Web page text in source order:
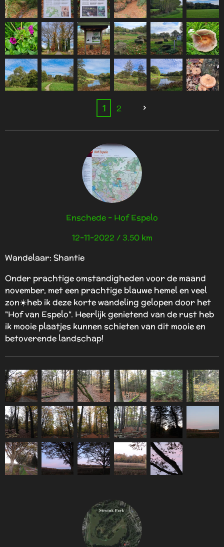
1 2
Enschede - Hof Espelo
12-11-2022 / 3.50 km
Wandelaar: Shantie
Onder prachtige omstandigheden voor de maand
november, met een prachtige blauwe hemel en veel
zon☀️heb ik deze korte wandeling gelopen door het
"Hof van Espelo". Heerlijk genietend van de rust heb
ik mooie plaatjes kunnen schieten van dit mooie en
betoverende landschap!